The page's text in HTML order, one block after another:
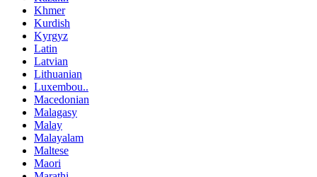
Khmer
Kurdish
Kyrgyz
Latin
Latvian
Lithuanian
Luxembou..
Macedonian
Malagasy
Malay
Malayalam
Maltese
Maori